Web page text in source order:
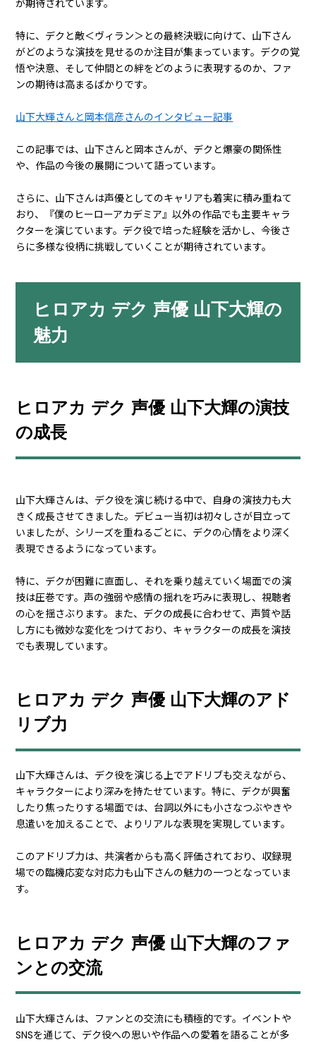
が期待されています。
特に、デクと敵＜ヴィラン＞との最終決戦に向けて、山下さん
がどのような演技を見せるのか注目が集まっています。デクの覚
悟や決意、そして仲間との絆をどのように表現するのか、ファ
ンの期待は高まるばかりです。
山下大輝さんと岡本信彦さんのインタビュー記事
この記事では、山下さんと岡本さんが、デクと爆豪の関係性
や、作品の今後の展開について語っています。
さらに、山下さんは声優としてのキャリアも着実に積み重ねて
おり、『僕のヒーローアカデミア』以外の作品でも主要キャラ
クターを演じています。デク役で培った経験を活かし、今後さ
らに多様な役柄に挑戦していくことが期待されています。
ヒロアカ デク 声優 山下大輝の
魅力
ヒロアカ デク 声優 山下大輝の演技
の成長
山下大輝さんは、デク役を演じ続ける中で、自身の演技力も大
きく成長させてきました。デビュー当初は初々しさが目立って
いましたが、シリーズを重ねるごとに、デクの心情をより深く
表現できるようになっています。
特に、デクが困難に直面し、それを乗り越えていく場面での演
技は圧巻です。声の強弱や感情の揺れを巧みに表現し、視聴者
の心を揺さぶります。また、デクの成長に合わせて、声質や話
し方にも微妙な変化をつけており、キャラクターの成長を演技
でも表現しています。
ヒロアカ デク 声優 山下大輝のアド
リブ力
山下大輝さんは、デク役を演じる上でアドリブも交えながら、
キャラクターにより深みを持たせています。特に、デクが興奮
したり焦ったりする場面では、台詞以外にも小さなつぶやきや
息遣いを加えることで、よりリアルな表現を実現しています。
このアドリブ力は、共演者からも高く評価されており、収録現
場での臨機応変な対応力も山下さんの魅力の一つとなっていま
す。
ヒロアカ デク 声優 山下大輝のファ
ンとの交流
山下大輝さんは、ファンとの交流にも積極的です。イベントや
SNSを通じて、デク役への思いや作品への愛着を語ることが多